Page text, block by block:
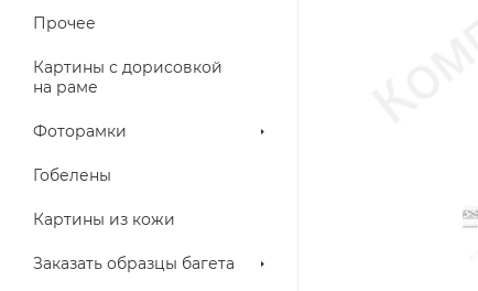
Прочее
Картины с дорисовкой
на раме
Фоторамки
Гобелены
Картины из кожи
Заказать образцы багета